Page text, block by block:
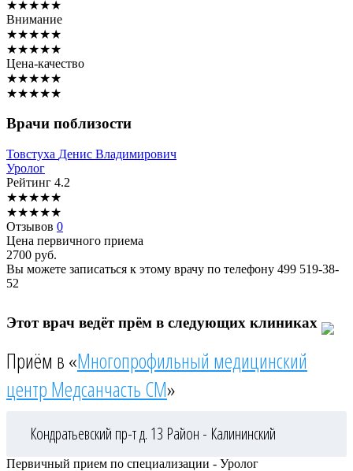
★★★★★
Внимание
★★★★★
★★★★★
Цена-качество
★★★★★
★★★★★
Врачи поблизости
Товстуха Денис Владимирович
Уролог
Рейтинг 4.2
★★★★★
★★★★★
Отзывов 0
Цена первичного приема
2700 руб.
Вы можете записаться к этому врачу по телефону 499 519-38-
52
Этот врач ведёт прём в следующих клиниках
Приём в «Многопрофильный медицинский
центр Медсанчасть СМ»
Кондратьевский пр-т д. 13 Район - Калининский
Первичный прием по специализации - Уролог